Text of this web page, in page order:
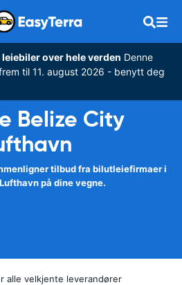
over hele verden Denne
til 11. august 2026 - benytt deg
Belize City
tilbud fra bilutleiefirmaer i
på dine vegne.
alle velkjente leverandører